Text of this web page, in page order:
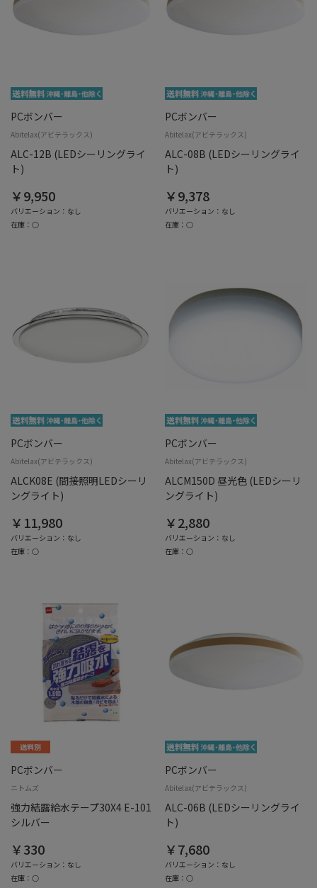
PCボンバー
Abitelax(アビテラックス)
ALC-12B (LEDシーリングライ
ト)
￥9,950
バリエーション：なし
在庫：○
PCボンバー
Abitelax(アビテラックス)
ALC-08B (LEDシーリングライ
ト)
￥9,378
バリエーション：なし
在庫：○
PCボンバー
Abitelax(アビテラックス)
ALCK08E (間接照明LEDシーリ
ングライト)
￥11,980
バリエーション：なし
在庫：○
PCボンバー
Abitelax(アビテラックス)
ALCM150D 昼光色 (LEDシーリ
ングライト)
￥2,880
バリエーション：なし
在庫：○
PCボンバー
ニトムズ
強力結露給水テープ30X4 E-101
シルバー
￥330
バリエーション：なし
在庫：○
PCボンバー
Abitelax(アビテラックス)
ALC-06B (LEDシーリングライ
ト)
￥7,680
バリエーション：なし
在庫：○